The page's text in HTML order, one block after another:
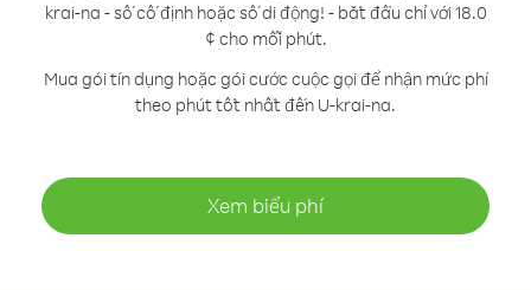
krai-na - số cố định hoặc số di động! - bắt đầu chỉ với 18.0
¢ cho mỗi phút.
Mua gói tín dụng hoặc gói cước cuộc gọi để nhận mức phí
theo phút tốt nhất đến U-krai-na.
Xem biểu phí